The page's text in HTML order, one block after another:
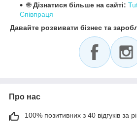
🌐Дізнатися більше на сайті:
Співпраця
Давайте розвивати бізнес та
Про нас
100% позитивних з 40 відгуків за